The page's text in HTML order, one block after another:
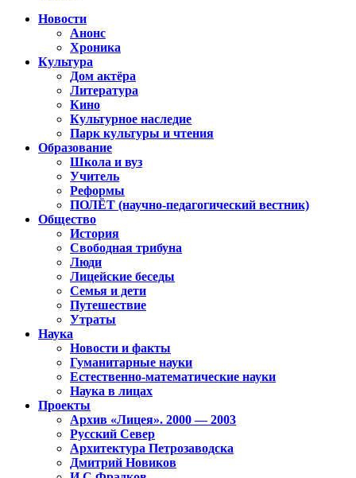
Новости
Анонс
Хроника
Культура
Дом актёра
Литература
Кино
Культурное наследие
Парк культуры и чтения
Образование
Школа и вуз
Учитель
Реформы
ПОЛЁТ (научно-педагогический вестник)
Общество
История
Свободная трибуна
Люди
Лицейские беседы
Семья и дети
Путешествие
Утраты
Наука
Новости и факты
Гуманитарные науки
Естественно-математические науки
Наука в лицах
Проекты
Архив «Лицея». 2000 — 2003
Русский Север
Архитектура Петрозаводска
Дмитрий Новиков